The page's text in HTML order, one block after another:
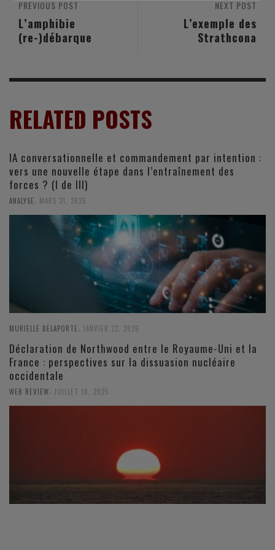
NEXT POST
L’exemple des
Strathcona
PREVIOUS POST
L’amphibie
(re-)débarque
RELATED POSTS
IA conversationnelle et commandement par intention :
vers une nouvelle étape dans l’entraînement des
forces ? (I de III)
ANALYSE MARS 31, 2026
MURIELLE DELAPORTE JANVIER 22, 2026
Déclaration de Northwood entre le Royaume-Uni et la
France : perspectives sur la dissuasion nucléaire
occidentale
WEB REVIEW, JUILLET 18, 2025